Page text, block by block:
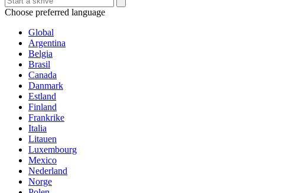
Choose preferred language
Global
Argentina
Belgia
Brasil
Canada
Danmark
Estland
Finland
Frankrike
Italia
Litauen
Luxembourg
Mexico
Nederland
Norge